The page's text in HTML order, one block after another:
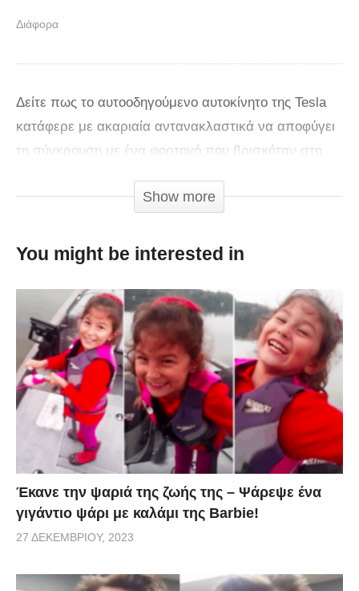
Διάφορα
Δείτε πως το αυτοοδηγούμενο αυτοκίνητο της Tesla
κατάφερε με ακαριαία αντανακλαστικά να αποφύγει
τη σύγκρουση με ένα φορτηγό που βρισκόταν στη
Show more
You might be interested in
Έκανε την ψαριά της ζωής της – Ψάρεψε ένα
γιγάντιο ψάρι με καλάμι της Barbie!
27 ΔΕΚΕΜΒΡΊΟΥ, 2023